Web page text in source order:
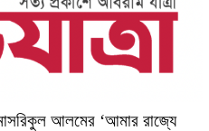
আলমের ‘আমার রাজ্যে